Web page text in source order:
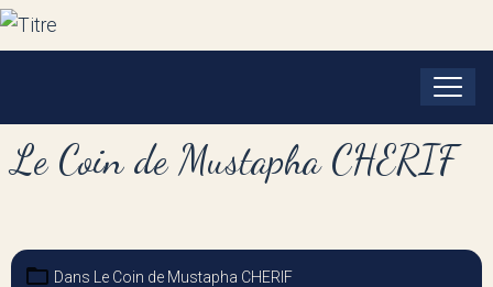
Le Coin de Mustapha CHERIF
Dans Le Coin de Mustapha CHERIF